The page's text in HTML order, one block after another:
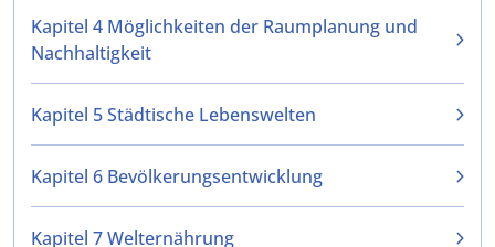
Kapitel 4 Möglichkeiten der Raumplanung und
Nachhaltigkeit
Kapitel 5 Städtische Lebenswelten
Kapitel 6 Bevölkerungsentwicklung
Kapitel 7 Welternährung